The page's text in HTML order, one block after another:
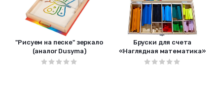
"Рисуем на песке" зеркало
(аналог Dusyma)
Бруски для счета
«Наглядная математика»